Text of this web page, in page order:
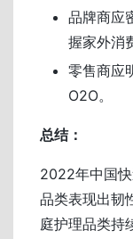
品牌商应
握家外消
零售商应
O2O。
总结：
2022年中国
品类表现出韧
庭护理品类持